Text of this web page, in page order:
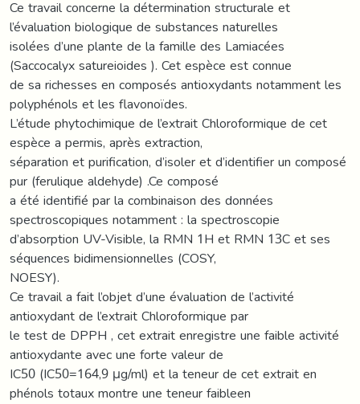
Ce travail concerne la détermination structurale et
l’évaluation biologique de substances naturelles
isolées d’une plante de la famille des Lamiacées
(Saccocalyx satureioides ). Cet espèce est connue
de sa richesses en composés antioxydants notamment les
polyphénols et les flavonoïdes.
L’étude phytochimique de l’extrait Chloroformique de cet
espèce a permis, après extraction,
séparation et purification, d’isoler et d’identifier un composé
pur (ferulique aldehyde) .Ce composé
a été identifié par la combinaison des données
spectroscopiques notamment : la spectroscopie
d’absorption UV-Visible, la RMN 1H et RMN 13C et ses
séquences bidimensionnelles (COSY,
NOESY).
Ce travail a fait l’objet d’une évaluation de l’activité
antioxydant de l’extrait Chloroformique par
le test de DPPH , cet extrait enregistre une faible activité
antioxydante avec une forte valeur de
IC50 (IC50=164,9 μg/ml) et la teneur de cet extrait en
phénols totaux montre une teneur faibleen